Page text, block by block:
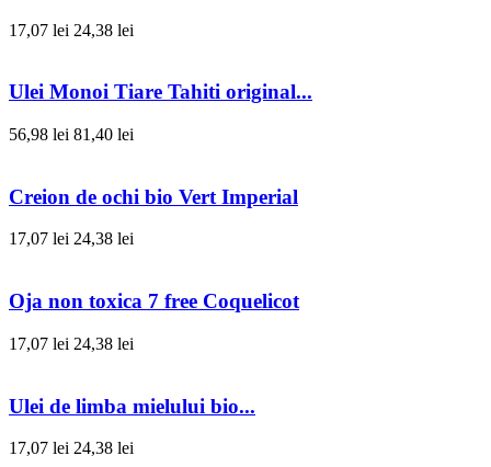
17,07 lei 24,38 lei
Ulei Monoi Tiare Tahiti original...
56,98 lei 81,40 lei
Creion de ochi bio Vert Imperial
17,07 lei 24,38 lei
Oja non toxica 7 free Coquelicot
17,07 lei 24,38 lei
Ulei de limba mielului bio...
17,07 lei 24,38 lei